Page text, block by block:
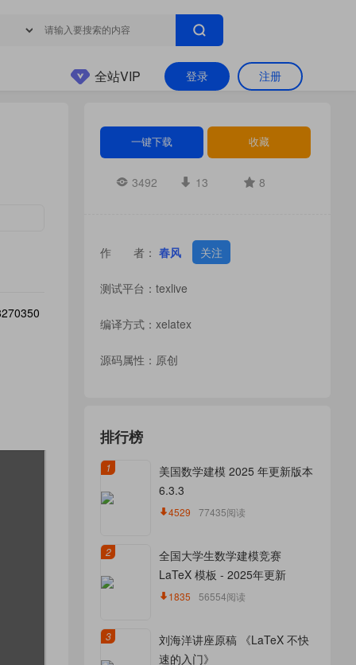
登录 注册
全站VIP
一键下载 收藏
3492 13 8
作 者： 春风 关注
测试平台：texlive
编译方式：xelatex
源码属性：原创
排行榜
1
美国数学建模 2025 年更新版本
6.3.3
4529 77435阅读
2
全国大学生数学建模竞赛
LaTeX 模板 - 2025年更新
1835 56554阅读
3
刘海洋讲座原稿 《LaTeX 不快
速的入门》